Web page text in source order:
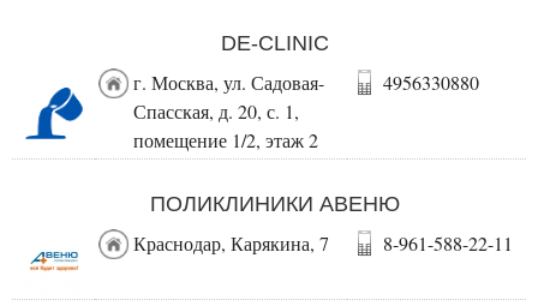
DE-CLINIC
г. Москва, ул. Садовая-
Спасская, д. 20, с. 1,
помещение 1/2, этаж 2
4956330880
ПОЛИКЛИНИКИ АВЕНЮ
Краснодар, Карякина, 7 8-961-588-22-11